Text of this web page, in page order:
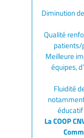
Diminution
Qualité
patients/
Meilleure
équipes,
Fluidité
La COOP